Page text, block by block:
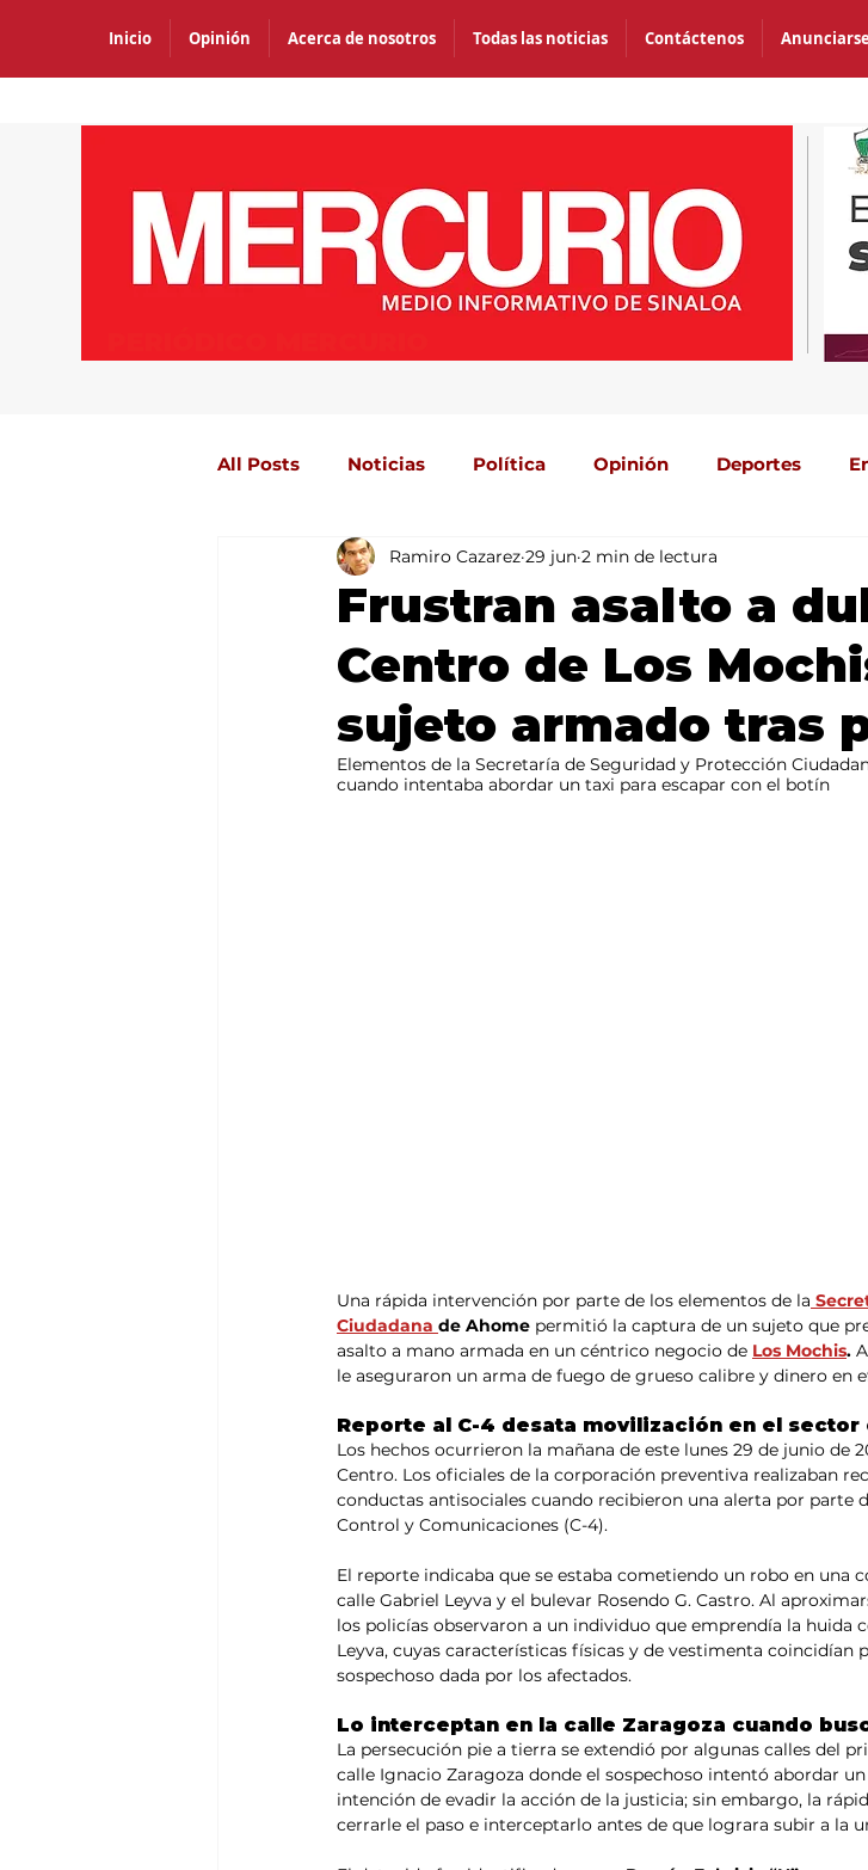
Inicio Opinión Acerca de nosotros Todas las noticias Contáctenos Anunciarse
All Posts Noticias Política Opinión Deportes
Agricultura México Mundo Portada 2
Frustran asalto a
Centro de Los
sujeto armado tras
Ramiro Cazarez 29 jun 2 min de lectura
Elementos de la Secretaría de Seguridad y Protección
cuando intentaba abordar un taxi para escapar con el botín
Una rápida intervención por parte de los elementos de la
Ciudadana de Ahome permitió la captura de un sujeto que
asalto a mano armada en un céntrico negocio de Los Mochis.
le aseguraron un arma de fuego de grueso calibre y dinero en
Reporte al C-4 desata movilización en el
Los hechos ocurrieron la mañana de este lunes 29 de junio de
Centro. Los oficiales de la corporación preventiva realizaban
conductas antisociales cuando recibieron una alerta por parte
Control y Comunicaciones (C-4).
El reporte indicaba que se estaba cometiendo un robo en una
calle Gabriel Leyva y el bulevar Rosendo G. Castro. Al
los policías observaron a un individuo que emprendía la huida
Leyva, cuyas características físicas y de vestimenta coincidían
sospechoso dada por los afectados.
Lo interceptan en la calle Zaragoza cuando
La persecución pie a tierra se extendió por algunas calles del
calle Ignacio Zaragoza donde el sospechoso intentó abordar
intención de evadir la acción de la justicia; sin embargo, la
cerrarle el paso e interceptarlo antes de que lograra subir a la